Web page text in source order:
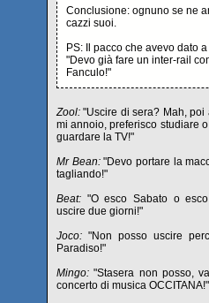
Conclusione: ognuno se ne
cazzi suoi.
PS: Il pacco che avevo dato
"Devo già fare un inter-rail
Fanculo!"
Zool: "Uscire di sera? Mah,
mi annoio, preferisco studiare
guardare la TV!"
Mr Bean:"Devo portare la
tagliando!"
Beat: "O esco Sabato o
uscire due giorni!"
Joco: "Non posso uscire
Paradiso!"
Mingo: "Stasera non posso,
concerto di musica OCCITANA!"